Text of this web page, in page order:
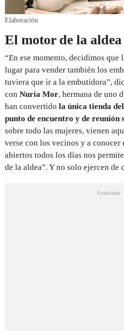
Elaboración
El motor de la aldea
“En ese momento, decidimos que
lugar para vender también los
tuviera que ir a la embutidora”,
con Nuria Mor, hermana de uno
han convertido la única tienda
punto de encuentro y de reunión
sobre todo las mujeres, vienen
verse con los vecinos y a conocer
abiertos todos los días nos
de la aldea”. Y no solo ejercen de